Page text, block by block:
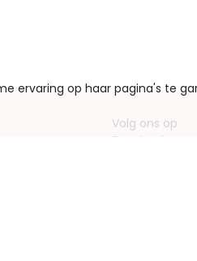
Volg ons op
Facebook
ervaring op haar pagina's te